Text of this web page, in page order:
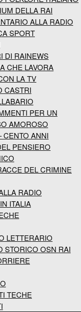
DELLA RAI
ALLA RADIO
SPORT
DI RAINEWS
CHE LAVORA
LA TV
CASTRI
PER UN
AMOROSO
CENTO ANNI
PENSIERO
DEL CRIMINE
RADIO
ITALIA
LETTERARIO
STORICO OSN RAI
TECHE